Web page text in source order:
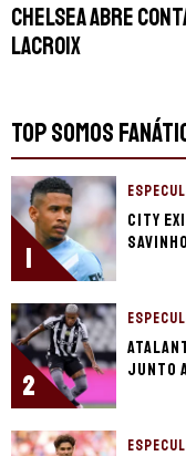
Chelsea abre
Lacroix
TOP SOMOS
1
City
Savinho
2
junto